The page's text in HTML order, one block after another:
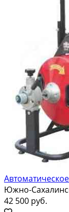
Южно-
42 500 руб.